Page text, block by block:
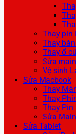
Thay pin
Thay
Thay ổ
Sửa
Vệ sinh
Sửa Macbook
Thay
Thay
Thay Pin
Sửa
Sửa Tablet